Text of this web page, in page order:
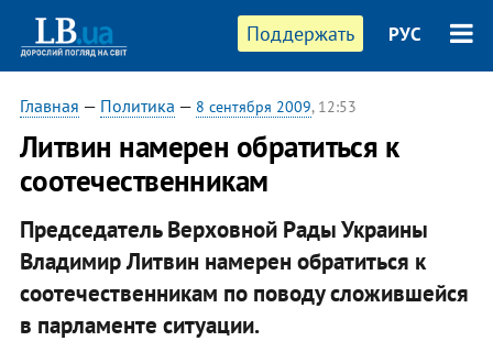
Поддержать РУС
Главная — Политика — 8 сентября 2009, 12:53
Литвин намерен обратиться к
соотечественникам
Председатель Верховной Рады Украины
Владимир Литвин намерен обратиться к
соотечественникам по поводу сложившейся
в парламенте ситуации.